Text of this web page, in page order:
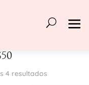
4 resultadosOrdenado